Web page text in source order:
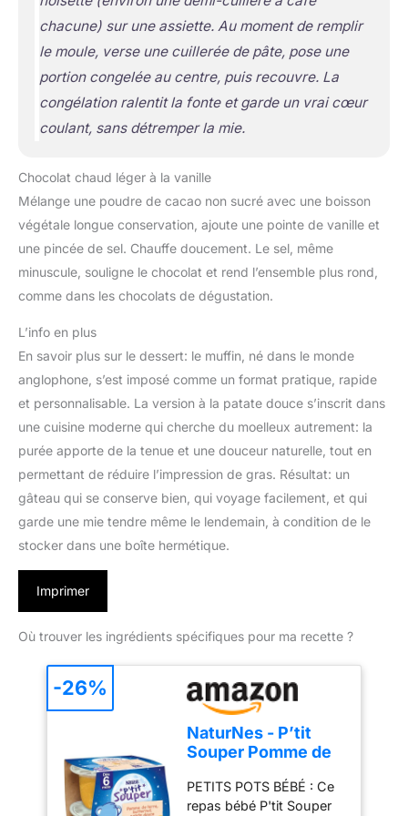
chacune) sur une assiette. Au moment de remplir
le moule, verse une cuillerée de pâte, pose une
portion congelée au centre, puis recouvre. La
congélation ralentit la fonte et garde un vrai cœur
coulant, sans détremper la mie.
Chocolat chaud léger à la vanille
Mélange une poudre de cacao non sucré avec une boisson
végétale longue conservation, ajoute une pointe de vanille et
une pincée de sel. Chauffe doucement. Le sel, même
minuscule, souligne le chocolat et rend l’ensemble plus rond,
comme dans les chocolats de dégustation.
L’info en plus
En savoir plus sur le dessert: le muffin, né dans le monde
anglophone, s’est imposé comme un format pratique, rapide
et personnalisable. La version à la patate douce s’inscrit dans
une cuisine moderne qui cherche du moelleux autrement: la
purée apporte de la tenue et une douceur naturelle, tout en
permettant de réduire l’impression de gras. Résultat: un
gâteau qui se conserve bien, qui voyage facilement, et qui
garde une mie tendre même le lendemain, à condition de le
stocker dans une boîte hermétique.
Imprimer
Où trouver les ingrédients spécifiques pour ma recette ?
NaturNes - P’tit
Souper Pomme de
Patate Douce 6M
2x200g
PETITS POTS BÉBÉ : Ce
repas bébé P'tit Souper
-26%